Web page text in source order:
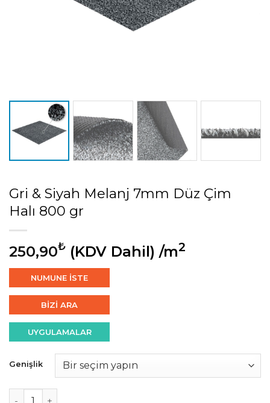
Gri & Siyah Melanj 7mm Düz Çim
Halı 800 gr
250,90₺ (KDV Dahil) /m2
NUMUNE İSTE
BİZİ ARA
UYGULAMALAR
Genişlik
Gri & Siyah Melanj 7mm Düz Çim Halı 800 gr adet